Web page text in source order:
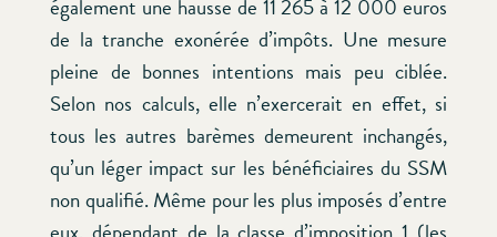
également une hausse de 11 265 à 12 000 euros
de la tranche exonérée d’impôts. Une mesure
pleine de bonnes intentions mais peu ciblée.
Selon nos calculs, elle n’exercerait en effet, si
tous les autres barèmes demeurent inchangés,
qu’un léger impact sur les bénéficiaires du SSM
non qualifié. Même pour les plus imposés d’entre